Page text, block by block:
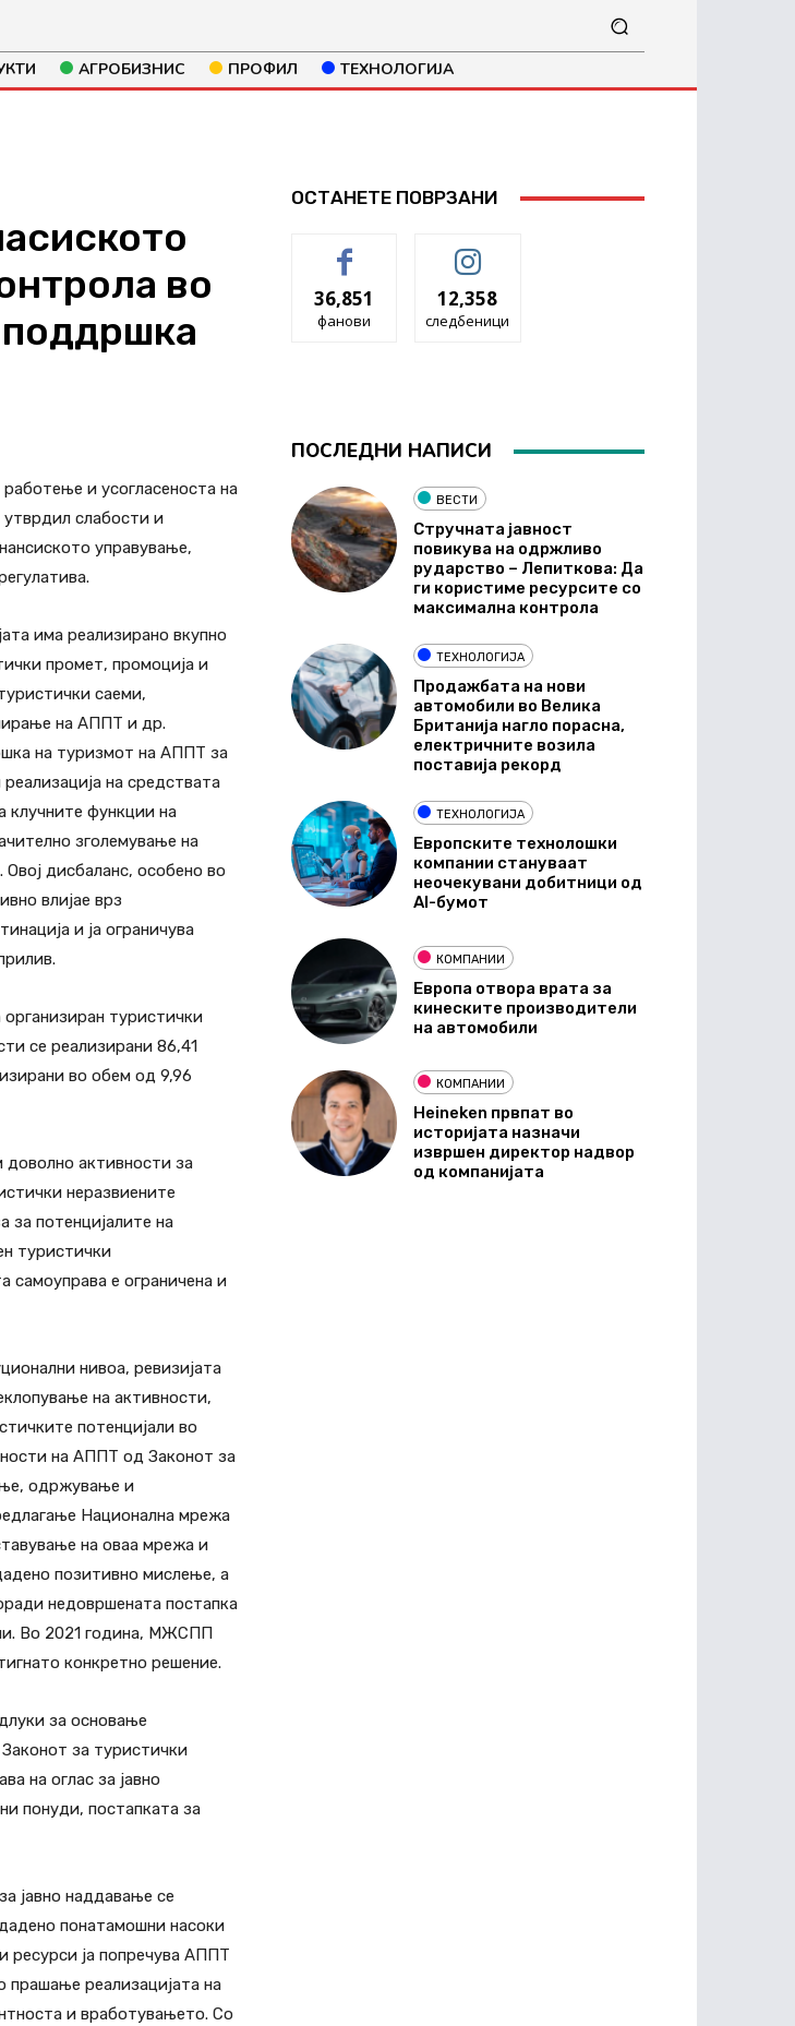
АГРОБИЗНИС ПРОФИЛ ТЕХНОЛОГИЈА
во
поддршка
и усогласеноста на
слабости и
управување,
има реализирано вкупно
промет, промоција и
саеми,
на АППТ и др.
на туризмот на АППТ за
на средствата
клучните функции на
зголемување на
дисбаланс, особено во
влијае врз
и ја ограничува
туристички
се реализирани 86,41
во обем од 9,96
доволно активности за
неразвиените
за потенцијалите на
туристички
самоуправа е ограничена и
нивоа, ревизијата
на активности,
потенцијали во
на АППТ од Законот за
одржување и
Национална мрежа
на оваа мрежа и
позитивно мислење, а
недовршената постапка
Во 2021 година, МЖСПП
конкретно решение.
за основање
за туристички
на оглас за јавно
понуди, постапката за
јавно наддавање се
понатамошни насоки
ресурси ја попречува АППТ
прашање реализацијата на
и вработувањето. Со
ОСТАНЕТЕ ПОВРЗАНИ
36,851
фанови
12,358
следбеници
ПОСЛЕДНИ НАПИСИ
ВЕСТИ
Стручната јавност
повикува на одржливо
рударство – Лепиткова: Да
ги користиме ресурсите со
максимална контрола
ТЕХНОЛОГИЈА
Продажбата на нови
автомобили во Велика
Британија нагло порасна,
електричните возила
поставија рекорд
ТЕХНОЛОГИЈА
Европските технолошки
компании стануваат
неочекувани добитници од
AI-бумот
КОМПАНИИ
Европа отвора врата за
кинеските производители
на автомобили
КОМПАНИИ
Heineken првпат во
историјата назначи
извршен директор надвор
од компанијата